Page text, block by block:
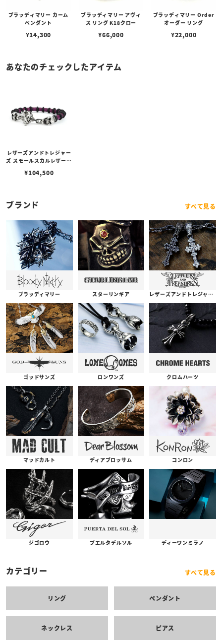
ブラッディマリー カーム
ペンダント
¥14,300
ブラッディマリー アヴィ
ス リング K18クロー
¥66,000
ブラッディマリー Order
オーダー リング
¥22,000
あなたのチェックしたアイテム
レザーズアンドトレジャー
ズ スモールスカルレザーブ
プル
¥104,500
ブランド すべて見る
ブラッディマリー スターリンギア レザーズアンドトレジャーズ
ゴッドサンズ ロンワンズ クロムハーツ
マッドカルト ディアブロッサム コンロン
ジゴロウ プエルタデルソル ディーワンミラノ
カテゴリー すべて見る
リング ペンダント
ネックレス ピアス